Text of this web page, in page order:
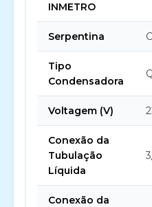
INMETRO
Serpentina
Tipo
Condensadora
Voltagem (V)
Conexão da
Tubulação
Líquida
Conexão da